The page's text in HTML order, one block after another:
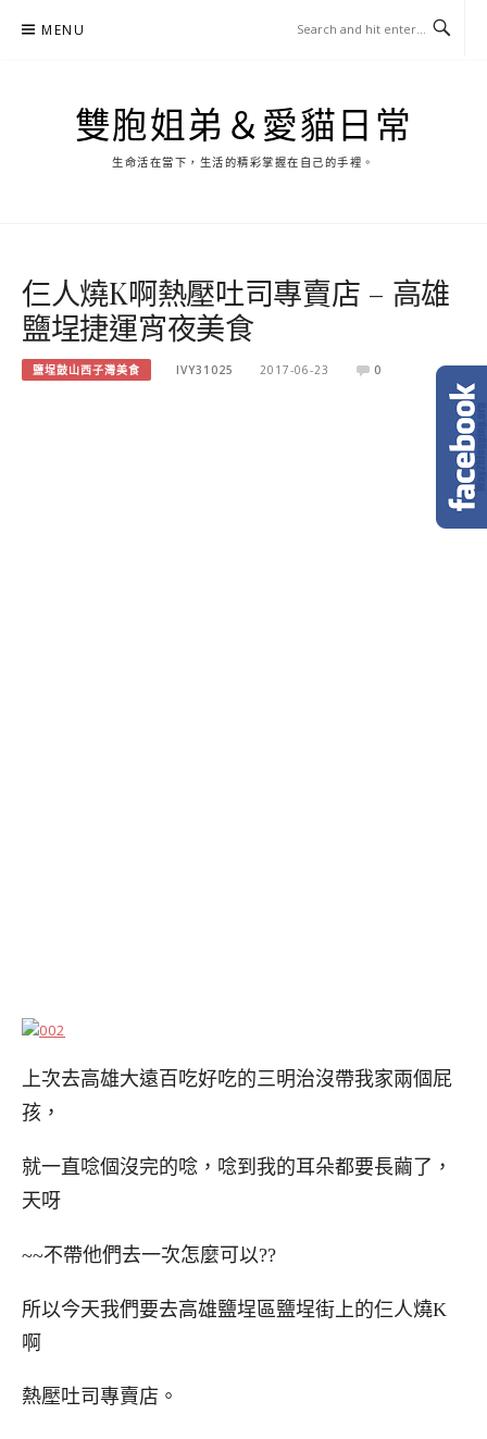
MENU
雙胞姐弟＆愛貓日常
生命活在當下，生活的精彩掌握在自己的手裡。
仨人燒K啊熱壓吐司專賣店 – 高雄
鹽埕捷運宵夜美食
鹽埕鼓山西子灣美食 IVY31025 2017-06-23 0
上次去高雄大遠百吃好吃的三明治沒帶我家兩個屁
孩，
就一直唸個沒完的唸，唸到我的耳朵都要長繭了，
天呀
~~不帶他們去一次怎麼可以??
所以今天我們要去高雄鹽埕區鹽埕街上的仨人燒K
啊
熱壓吐司專賣店。